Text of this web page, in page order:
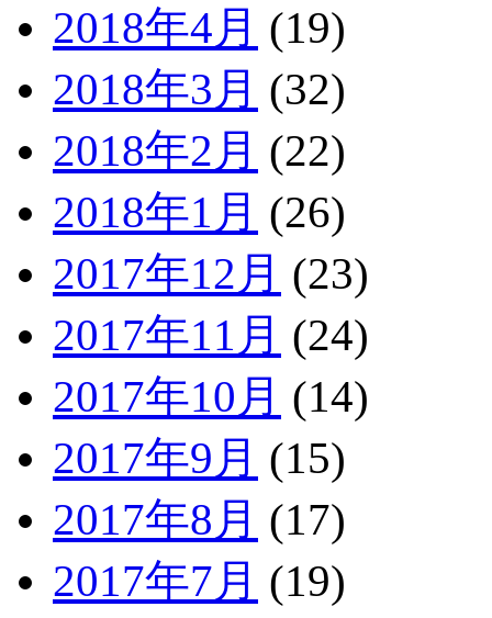
2018年4月 (19)
2018年3月 (32)
2018年2月 (22)
2018年1月 (26)
2017年12月 (23)
2017年11月 (24)
2017年10月 (14)
2017年9月 (15)
2017年8月 (17)
2017年7月 (19)